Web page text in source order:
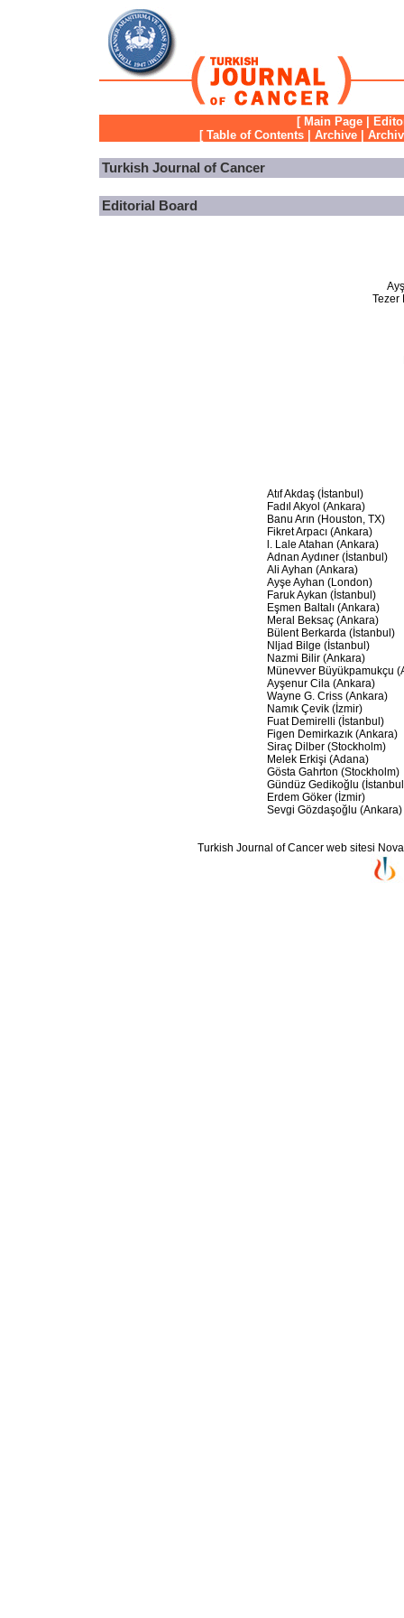
[ Main Page
[ Table of Contents Archive
Turkish Journal of Cancer
Editorial Board
Atıf Akdaş (İstanbul)
Fadıl Akyol (Ankara)
Banu Arın (Houston, TX)
Fikret Arpacı (Ankara)
l. Lale Atahan (Ankara)
Adnan Aydıner (İstanbul)
Ali Ayhan (Ankara)
Ayşe Ayhan (London)
Faruk Aykan (İstanbul)
Eşmen Baltalı (Ankara)
Meral Beksaç (Ankara)
Bülent Berkarda (İstanbul)
Nljad Bilge (İstanbul)
Nazmi Bilir (Ankara)
Münevver Büyükpamukçu
Ayşenur Cila (Ankara)
Wayne G. Criss (Ankara)
Namık Çevik (İzmir)
Fuat Demirelli (İstanbul)
Figen Demirkazık (Ankara)
Siraç Dilber (Stockholm)
Melek Erkişi (Adana)
Gösta Gahrton (Stockholm)
Gündüz Gedikoğlu
Erdem Göker (İzmir)
Sevgi Gözdaşoğlu (Ankara)
Turkish Journal of Cancer web sitesi